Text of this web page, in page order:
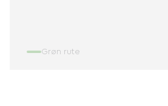
Grøn rute